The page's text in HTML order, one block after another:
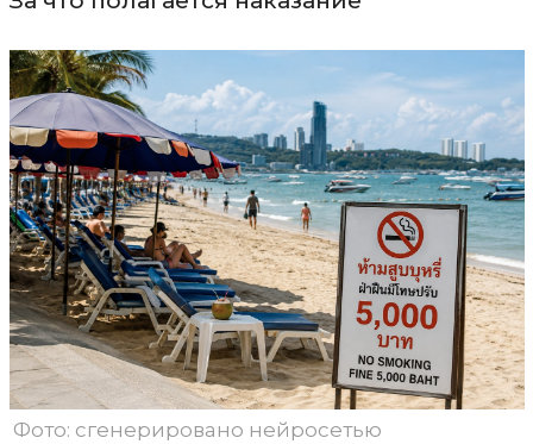
Фото: сгенерировано нейросетью